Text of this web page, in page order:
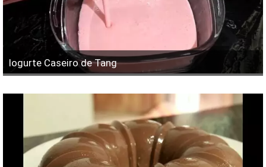
Iogurte Caseiro de Tang